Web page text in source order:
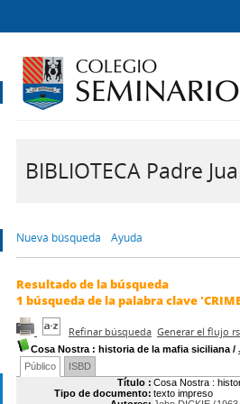
BIBLIOTECA Padre
Nueva búsqueda Ayuda
Resultado de la búsqueda
1 búsqueda de la palabra clave
Refinar búsqueda Generar el flujo
Cosa Nostra : historia de la mafia siciliana /
Público
ISBD
Título : Cosa Nostra :
Tipo de documento: texto impreso